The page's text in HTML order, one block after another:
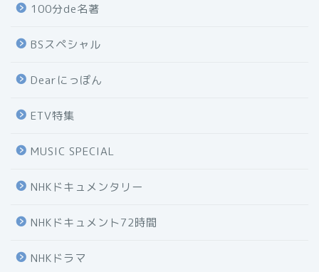
100分de名著
BSスペシャル
Dearにっぽん
ETV特集
MUSIC SPECIAL
NHKドキュメンタリー
NHKドキュメント72時間
NHKドラマ